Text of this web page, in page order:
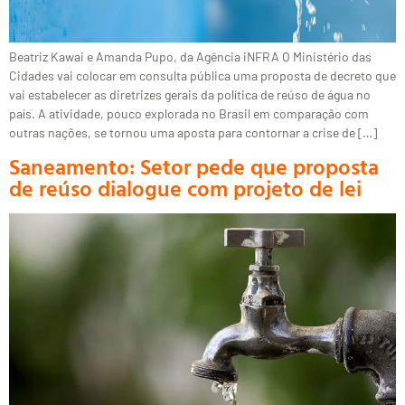
Beatriz Kawai e Amanda Pupo, da Agência iNFRA O Ministério das
Cidades vai colocar em consulta pública uma proposta de decreto que
vai estabelecer as diretrizes gerais da política de reúso de água no
país. A atividade, pouco explorada no Brasil em comparação com
outras nações, se tornou uma aposta para contornar a crise de […]
Saneamento: Setor pede que proposta
de reúso dialogue com projeto de lei